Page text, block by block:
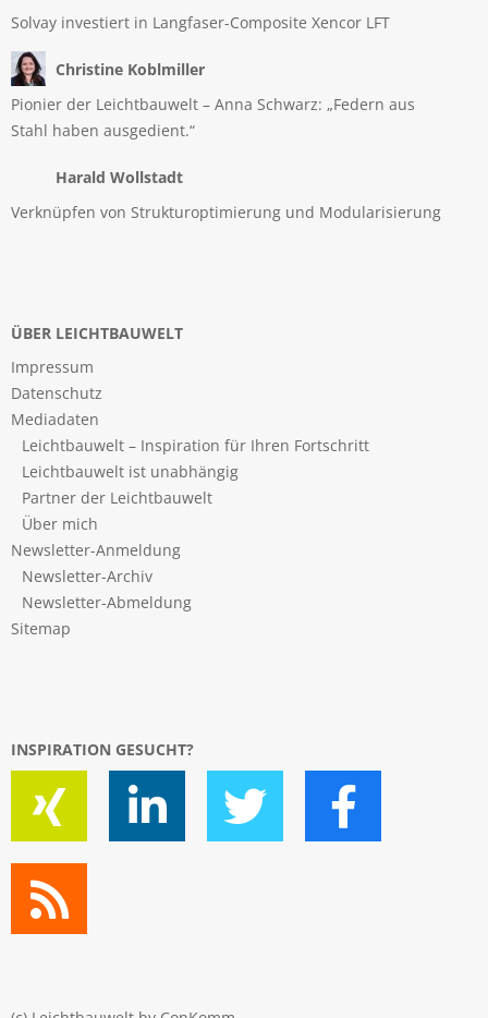
Solvay investiert in Langfaser-Composite Xencor LFT
Christine Koblmiller
Pionier der Leichtbauwelt – Anna Schwarz: „Federn aus
Stahl haben ausgedient.“
Harald Wollstadt
Verknüpfen von Strukturoptimierung und Modularisierung
ÜBER LEICHTBAUWELT
Impressum
Datenschutz
Mediadaten
Leichtbauwelt – Inspiration für Ihren Fortschritt
Leichtbauwelt ist unabhängig
Partner der Leichtbauwelt
Über mich
Newsletter-Anmeldung
Newsletter-Archiv
Newsletter-Abmeldung
Sitemap
INSPIRATION GESUCHT?